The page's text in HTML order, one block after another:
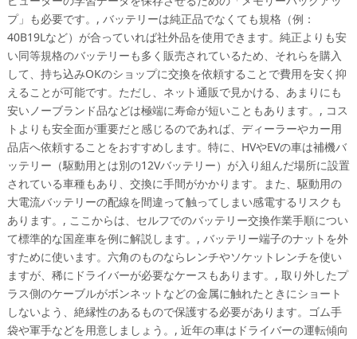
プ」も必要です。, バッテリーは純正品でなくても規格（例：
40B19Lなど）が合っていれば社外品を使用できます。純正よりも安
い同等規格のバッテリーも多く販売されているため、それらを購入
して、持ち込みOKのショップに交換を依頼することで費用を安く抑
えることが可能です。ただし、ネット通販で見かける、あまりにも
安いノーブランド品などは極端に寿命が短いこともあります。, コス
トよりも安全面が重要だと感じるのであれば、ディーラーやカー用
品店へ依頼することをおすすめします。特に、HVやEVの車は補機バ
ッテリー（駆動用とは別の12Vバッテリー）が入り組んだ場所に設置
されている車種もあり、交換に手間がかかります。また、駆動用の
大電流バッテリーの配線を間違って触ってしまい感電するリスクも
あります。, ここからは、セルフでのバッテリー交換作業手順につい
て標準的な国産車を例に解説します。, バッテリー端子のナットを外
すために使います。六角のものならレンチやソケットレンチを使い
ますが、稀にドライバーが必要なケースもあります。, 取り外したプ
ラス側のケーブルがボンネットなどの金属に触れたときにショート
しないよう、絶縁性のあるもので保護する必要があります。ゴム手
袋や軍手などを用意しましょう。, 近年の車はドライバーの運転傾向